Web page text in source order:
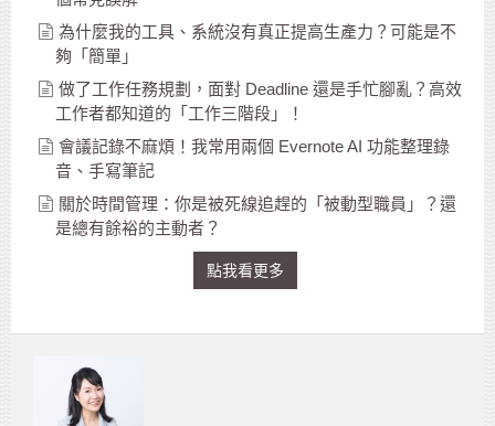
為什麼我的工具、系統沒有真正提高生產力？可能是不
夠「簡單」
做了工作任務規劃，面對 Deadline 還是手忙腳亂？高效
工作者都知道的「工作三階段」！
會議記錄不麻煩！我常用兩個 Evernote AI 功能整理錄
音、手寫筆記
關於時間管理：你是被死線追趕的「被動型職員」？還
是總有餘裕的主動者？
點我看更多